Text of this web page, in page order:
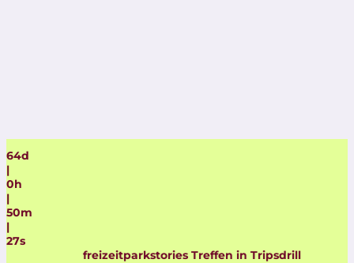
64d
|
0h
|
50m
|
26s
freizeitparkstories Treffen in Tripsdrill